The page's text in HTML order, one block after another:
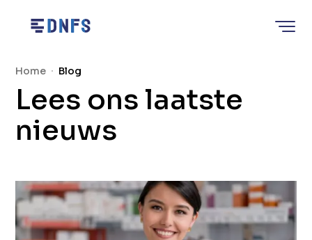
Home
U bevindt zich hier:
Home Blog
Lees ons laatste
nieuws
Alle blog artikelen